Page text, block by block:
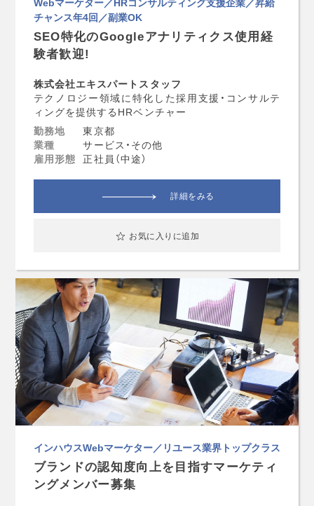
チャンス年4回／副業OK
SEO特化のGoogleアナリティクス使用経
験者歓迎!
株式会社エキスパートスタッフ
テクノロジー領域に特化した採用支援・コンサルテ
ィングを提供するHRベンチャー
勤務地
東京都
業種
サービス・その他
雇用形態 正社員（中途）
詳細をみる
お気に入りに追加
インハウスWebマーケター／リユース業界トップクラス
ブランドの認知度向上を目指すマーケティ
ングメンバー募集